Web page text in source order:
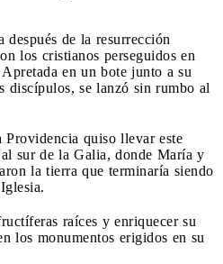
de la resurrección
los cristianos perseguidos en
en un bote junto a su
discípulos, se lanzó sin rumbo al
quiso llevar este
sur de la Galia, donde María y
la tierra que terminaría siendo
raíces y enriquecer su
los monumentos erigidos en su